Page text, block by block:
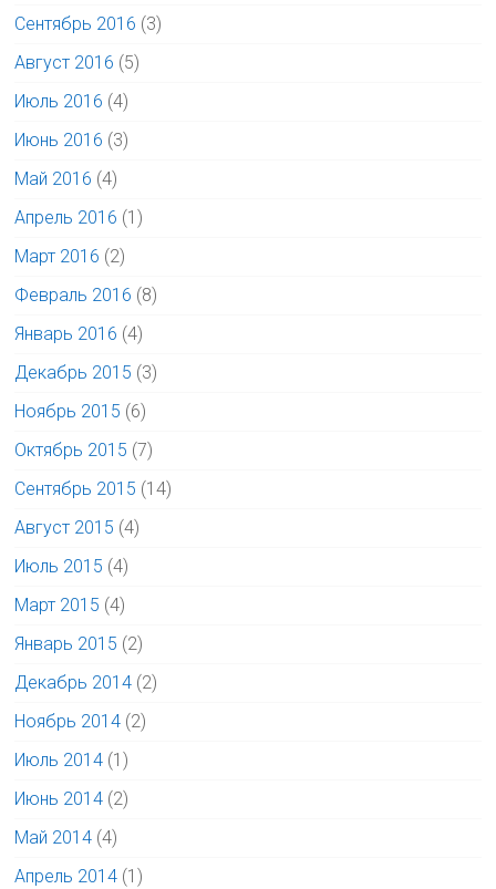
Сентябрь 2016 (3)
Август 2016 (5)
Июль 2016 (4)
Июнь 2016 (3)
Май 2016 (4)
Апрель 2016 (1)
Март 2016 (2)
Февраль 2016 (8)
Январь 2016 (4)
Декабрь 2015 (3)
Ноябрь 2015 (6)
Октябрь 2015 (7)
Сентябрь 2015 (14)
Август 2015 (4)
Июль 2015 (4)
Март 2015 (4)
Январь 2015 (2)
Декабрь 2014 (2)
Ноябрь 2014 (2)
Июль 2014 (1)
Июнь 2014 (2)
Май 2014 (4)
Апрель 2014 (1)